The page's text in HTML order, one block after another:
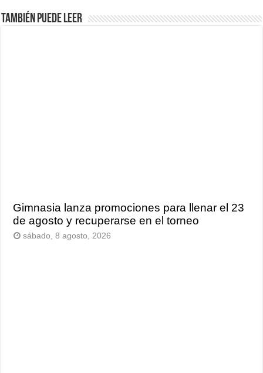
También puede leer
Gimnasia lanza promociones para llenar el 23
de agosto y recuperarse en el torneo
sábado, 8 agosto, 2026